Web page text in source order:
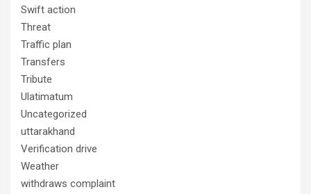
Swift action
Threat
Traffic plan
Transfers
Tribute
Ulatimatum
Uncategorized
uttarakhand
Verification drive
Weather
withdraws complaint